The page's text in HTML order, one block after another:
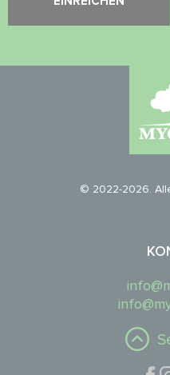
© 2022-2026.